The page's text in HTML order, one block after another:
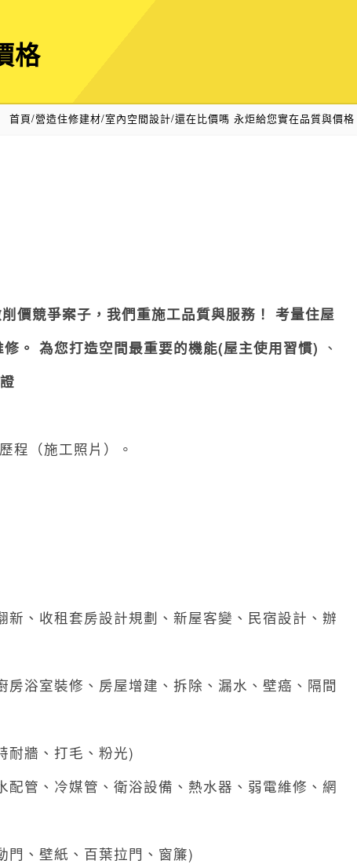
格
首頁/營造住修建材/室內空間設計/還在比價嗎 永炬給您實在品質與價格
價競爭案子，我們重施工品質與服務！ 考量住屋
。 為您打造空間最重要的機能(屋主使用習慣) 、
程（施工照片）。
、收租套房設計規劃、新屋客變、民宿設計、辦
浴室裝修、房屋增建、拆除、漏水、壁癌、隔間
耐牆、打毛、粉光)
管、冷媒管、衛浴設備、熱水器、弱電維修、網
門、壁紙、百葉拉門、窗簾)